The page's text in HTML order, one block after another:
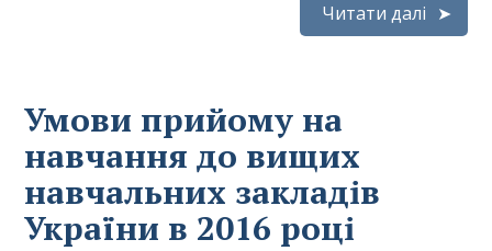
Читати далі
Умови прийому на
навчання до вищих
навчальних закладів
України в 2016 році